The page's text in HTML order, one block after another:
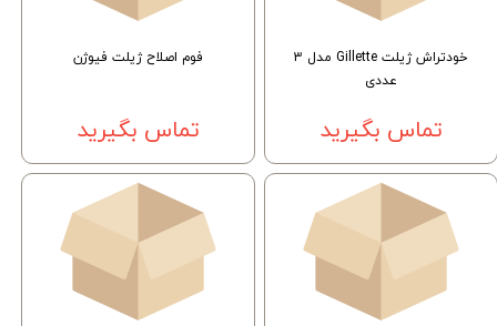
خودتراش ژیلت Gillette مدل 3
عددی
تماس بگیرید
فوم اصلاح ژیلت فیوژن
تماس بگیرید